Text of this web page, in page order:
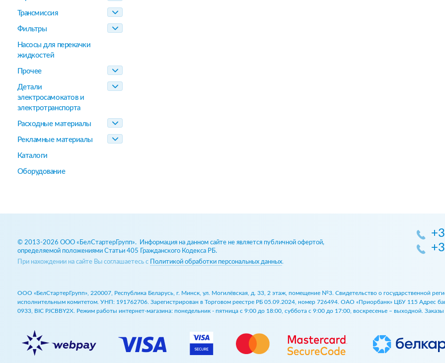
Трансмиссия
Фильтры
Насосы для перекачки
жидкостей
Прочее
Детали
электросамокатов и
электротранспорта
Расходные материалы
Рекламные материалы
Каталоги
Оборудование
© 2013-2026 ООО «БелСтартерГрупп». Информация на данном сайте не является публичной офертой,
определяемой положениями Статьи 405 Гражданского Кодекса РБ.
При нахождении на сайте Вы соглашаетесь с
Политикой обработки персональных данных.
ООО «БелСтартерГрупп», 220007, Республика Беларусь, г. Минск, ул. Могилёвская, д. 33, 2 этаж, помещение №3. Свидетельство о государственной
исполнительным комитетом. УНП: 191762706. Зарегистрирован в Торговом реестре РБ 05.09.2024, номер 726494. ОАО «Приорбанк» ЦБУ 115 Адрес
0933, BIC PJCBBY2X. Режим работы интернет-магазина: понедельник - пятница с 9:00 до 18:00, суббота с 9:00 до 17:00, воскресенье – выходной.